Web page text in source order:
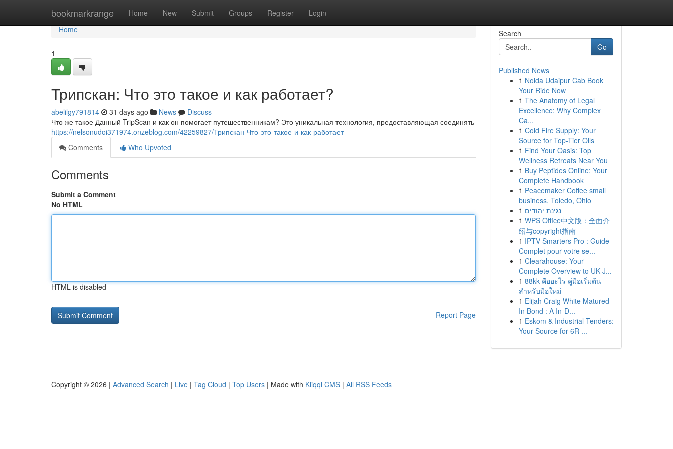
bookmarkrange Home New Submit Groups Register Login
Home
Home
1
Трипскан: Что это такое и как работает?
abelilgy791814 31 days ago News
Discuss
Что же такое Данный TripScan и как он помогает путешественникам? Это уникальная технология, предоставляющая соединять
https://nelsonudoi371974.onzeblog.com/42259827/Трипскан-Что-это-такое-и-как-работает
Comments
Who Upvoted
Comments
Submit a Comment
No HTML
HTML is disabled
Report Page
Search
Go
Published News
1 Noida Udaipur Cab Book
Your Ride Now
1 The Anatomy of Legal
Excellence: Why Complex
Ca...
1 Cold Fire Supply: Your
Source for Top-Tier Oils
1 Find Your Oasis: Top
Wellness Retreats Near You
1 Buy Peptides Online: Your
Complete Handbook
1 Peacemaker Coffee small
business, Toledo, Ohio
1 נגינת יהודים
1 WPS Office中文版：全面介
绍与copyright指南
1 IPTV Smarters Pro : Guide
Complet pour votre se...
1 Clearahouse: Your
Complete Overview to UK J...
1 88kk คืออะไร คู่มือเริ่มต้น
สำหรับมือใหม่
1 Elijah Craig White Matured
In Bond : A In-D...
1 Eskom & Industrial Tenders:
Your Source for 6R ...
Copyright © 2026 | Advanced Search | Live | Tag Cloud | Top Users | Made with Kliqqi CMS | All RSS Feeds